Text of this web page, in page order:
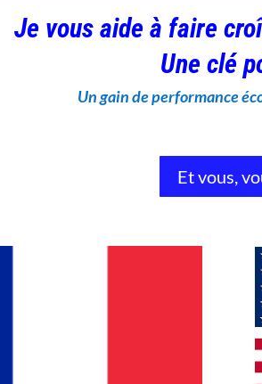
Je vous aide à faire
Une clé
Un gain de performance
Et vous,